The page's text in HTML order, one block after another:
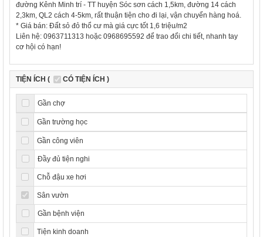
đường Kênh Minh trí - TT huyện Sóc sơn cách 1,5km, đường 14 cách
2,3km, QL2 cách 4-5km, rất thuận tiện cho đi lại, vận chuyển hàng hoá.
* Giá bán: Đất sỏ đỏ thổ cư mà giá cực tốt 1,6 triệu/m2
Liên hệ: 0963711313 hoặc 0968695592 để trao đổi chi tiết, nhanh tay
cơ hội có hạn!
TIỆN ÍCH ( CÓ TIỆN ÍCH )
Gần chợ
Gần trường học
Gần công viên
Đầy đủ tiện nghi
Chỗ đậu xe hơi
Sân vườn
Gần bệnh viện
Tiện kinh doanh